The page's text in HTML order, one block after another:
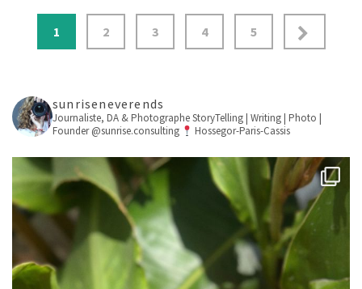
1 2 3 4 5
sunriseneverends
Journaliste, DA & PhotographeStoryTelling | Writing | Photo |
Founder @sunrise.consulting
Hossegor-Paris-Cassis